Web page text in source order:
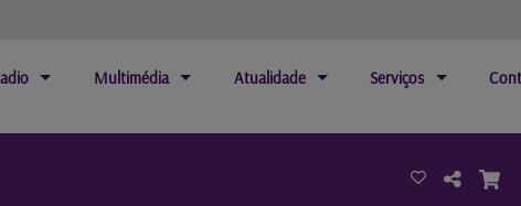
Multimédia Atualidade Serviços